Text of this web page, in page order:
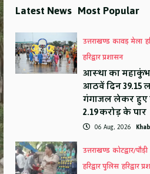
Latest News Most Popular
उत्तराखण्ड कावड़ मेला
हरिद्वार प्रशासन
आस्था का
आठवें दिन 39.15
गंगाजल लेकर हुए
2.19 करोड़ के पार
06 Aug, 2026
उत्तराखण्ड कोटद्वार/पौड़ी
हरिद्वार पुलिस हरिद्वार